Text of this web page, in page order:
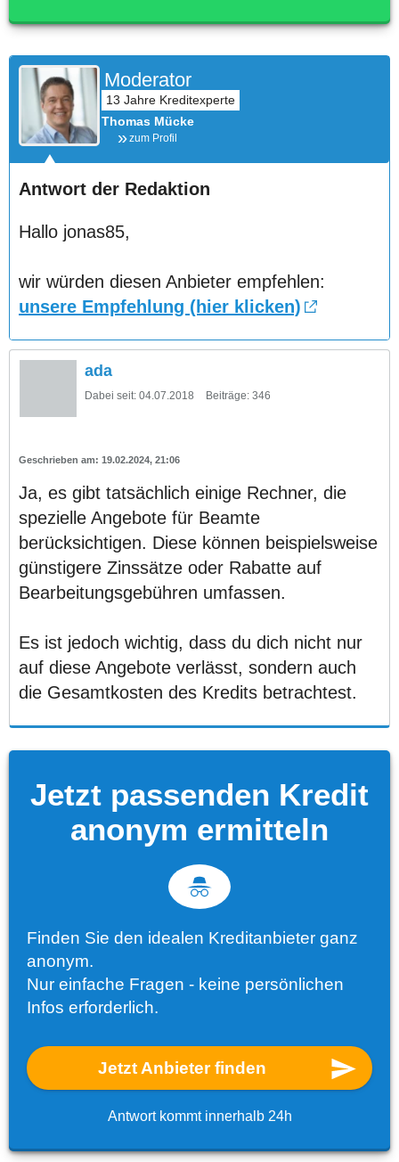
Moderator
Thomas Mücke
zum Profil
Antwort der Redaktion
Hallo jonas85,
wir würden diesen Anbieter empfehlen:
unsere Empfehlung (hier klicken)
ada
Dabei seit: 04.07.2018 Beiträge: 346
19.02.2024, 21:06
Ja, es gibt tatsächlich einige Rechner, die
spezielle Angebote für Beamte
berücksichtigen. Diese können beispielsweise
günstigere Zinssätze oder Rabatte auf
Bearbeitungsgebühren umfassen.
Es ist jedoch wichtig, dass du dich nicht nur
auf diese Angebote verlässt, sondern auch
die Gesamtkosten des Kredits betrachtest.
Jetzt passenden Kredit
anonym ermitteln
Finden Sie den idealen Kreditanbieter ganz
anonym.
Nur einfache Fragen - keine persönlichen
Infos erforderlich.
Jetzt Anbieter finden
Antwort kommt innerhalb 24h